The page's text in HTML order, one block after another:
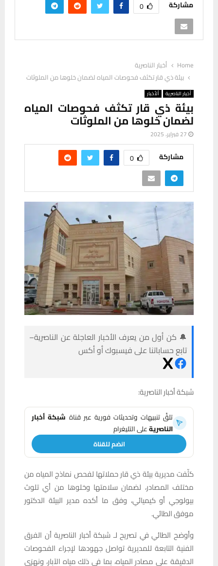
مشاركة 0
Home
أخبار الناصرية
بيئة ذي قار تكثف فحوصات المياه لضمان خلوها من الملوثات
أخبار الناصرية ألأخبار
بيئة ذي قار تكثف فحوصات المياه
لضمان خلوها من الملوثات
27 فبراير، 2025
مشاركة 0
🔔 كن أول من يعرف الأخبار العاجلة عن الناصرية–
تابع حساباتنا على فيسبوك أو أكس
شبكةأخبارالناصرية:
تلقَّ تنبيهات وتحديثات فورية عبر قناة شبكة أخبار
الناصريةعلى التليغرام
انضم للقناة
كثّفت مديرية بيئة ذي قار حملاتها لفحص نماذج المياه من
مختلف المصادر، لضمان سلامتها وخلوها من أي تلوث
بيولوجي أو كيميائي، وفق ما أكده مدير البيئة الدكتور
موفق الطائي.
وأوضح الطائي في تصريح لـ شبكةأخبار الناصرية أن الفرق
الفنية التابعة للمديرية تواصل جهودها لإجراء الفحوصات
الدقيقة على مصادر المياه، بما في ذلك مياه الآبار، ونهرَي